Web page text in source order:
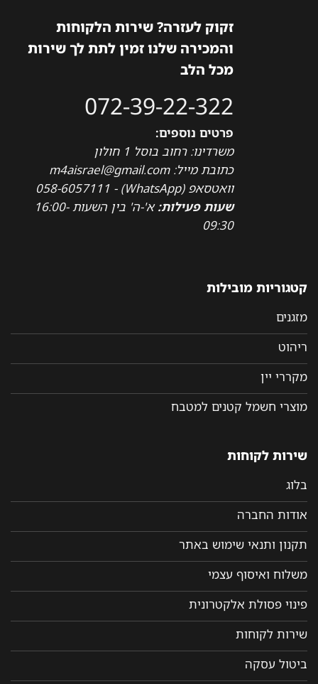
זקוק לעזרה? שירות הלקוחות
והמכירה שלנו זמין לתת לך שירות
מכל הלב
072-39-22-322
פרטים נוספים:
משרדינו: רחוב בוסל 1 חולון
כתובת מייל: m4aisrael@gmail.com
וואטסאפ (WhatsApp) - 058-6057111
שעות פעילות:
א'-ה' בין השעות 16:00-
09:30
קטגוריות מובילות
מזגנים
ריהוט
מקררי יין
מוצרי חשמל קטנים למטבח
שירות לקוחות
בלוג
אודות החברה
תקנון ותנאי שימוש באתר
משלוח ואיסוף עצמי
פינוי פסולת אלקטרונית
שירות לקוחות
ביטול עסקה